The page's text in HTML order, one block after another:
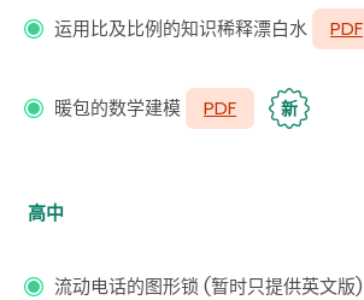
运用比及比例的知识稀释漂白水 PDF
暖包的数学建模 PDF 新
高中
流动电话的图形锁 (暂时只提供英文版)